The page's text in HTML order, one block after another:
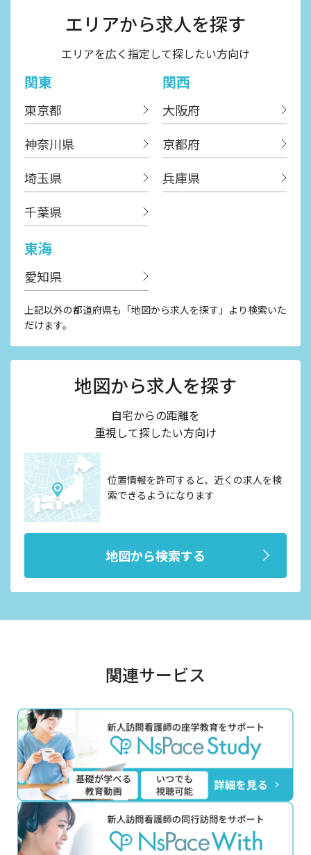
エリアから求人を探す
エリアを広く指定して探したい方向け
関東
東京都
神奈川県
埼玉県
千葉県
関西
大阪府
京都府
兵庫県
東海
愛知県
上記以外の都道府県も「地図から求人を探す」より検索いた
だけます。
地図から求人を探す
自宅からの距離を
重視して探したい方向け
位置情報を許可すると、近くの求人を検
索できるようになります
地図から検索する
関連サービス